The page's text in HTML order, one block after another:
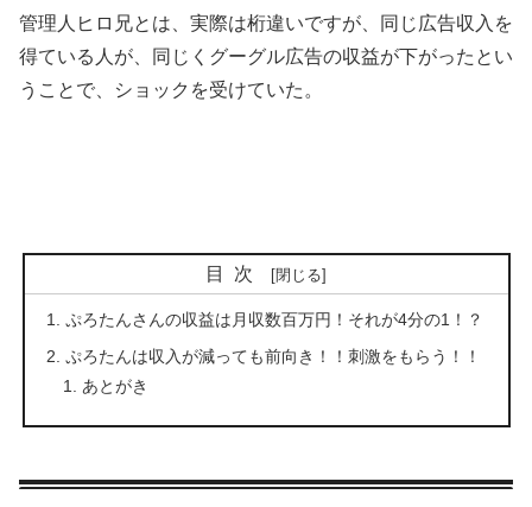
管理人ヒロ兄とは、実際は桁違いですが、同じ広告収入を
得ている人が、同じくグーグル広告の収益が下がったとい
うことで、ショックを受けていた。
目次
ぷろたんさんの収益は月収数百万円！それが4分の1！？
ぷろたんは収入が減っても前向き！！刺激をもらう！！
あとがき